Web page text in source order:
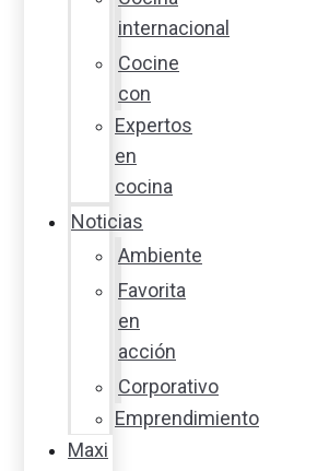
internacional
Cocine
con
Expertos
en
cocina
Noticias
Ambiente
Favorita
en
acción
Corporativo
Emprendimiento
Maxi